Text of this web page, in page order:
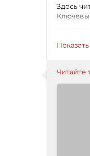
Здесь
Читайте